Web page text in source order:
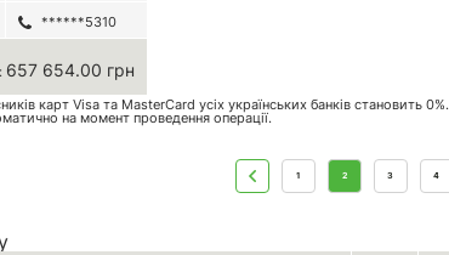
******5310
657 654.00 грн
карт Visa та MasterCard усіх українських банків становить 0%.
на момент проведення операції.
1 2 3 4